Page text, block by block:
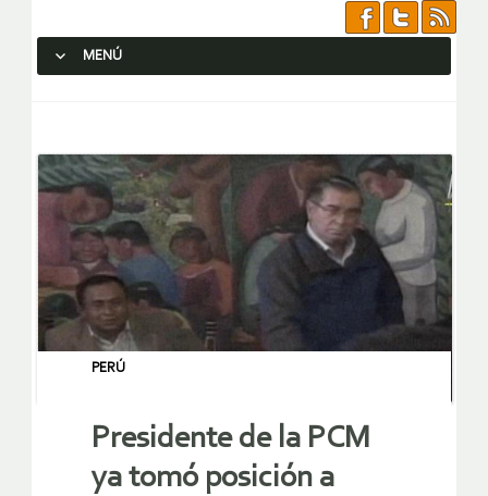
MENÚ
PERÚ
Presidente de la PCM
ya tomó posición a